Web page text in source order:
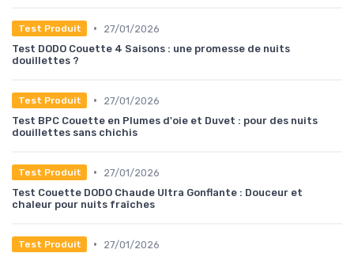
Test Produit •
27/01/2026
Test DODO Couette 4 Saisons : une promesse de nuits
douillettes ?
Test Produit •
27/01/2026
Test BPC Couette en Plumes d'oie et Duvet : pour des nuits
douillettes sans chichis
Test Produit •
27/01/2026
Test Couette DODO Chaude Ultra Gonflante : Douceur et
chaleur pour nuits fraîches
Test Produit •
27/01/2026